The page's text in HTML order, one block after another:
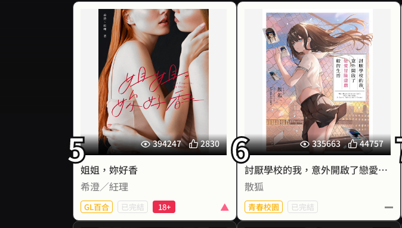
面對強大的遠古巨獸、無情的機械士
兵，所有人必須利用自身擁有的一切
為了生存、為了延續微弱的希望，我
們不得不再次面對神所給予的殘酷試
★第二遊戲世界 第一部 閱讀由此去★
喬依：「……」
5 394247 2830
MOJOIN GL情慾特企「姐姐，妳
好香」
當「姐姐」這個稱呼摻入遐想，
每一次靠近，都沉淪在她的香氣裡
──
由希澄、紝理兩位人氣百合作家織
就的甜美故事，火辣上映！
希澄〈唇慾〉
方雲霓本以為跟渣男交往已經夠倒
沒想到剛分手，她就收到他前女友
蔣翎傳來挑釁訊息。
方雲霓直接講明兩人已分開，蔣翎
姐姐，妳好香
希澄／紝理
GL百合 已完結 18+
6 335663 44757
以攻略各種遊戲為唯一興趣的少年
──白帆野，對即將開始的高二生
活可說是不抱任何期望。
直到真正踏入校門的那刻，他才不
得不改變原本的想法。
與其說前景是一片灰暗，不如
說……事情變得有點奇怪。
視野所及之處，閃爍著光芒的視窗
不斷從人們頭頂彈出，那是名為
「狀態欄」的介面，只要是遊戲玩
家肯定都認得，帆野自然也不例
外。
別說狀態欄了，他甚至能看到大多
討厭學校的我，意外開啟了戀愛冒險遊戲般的生活
散狐
青春校園 已完結